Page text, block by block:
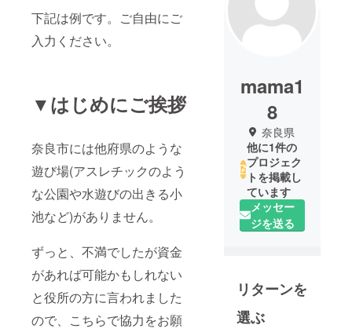
下記は例です。ご自由にご
入力ください。
▼はじめにご挨拶
奈良市には他府県のような
遊び場(アスレチックのよう
な公園や水遊びの出きる小
池など)がありません。
ずっと、不満でしたが資金
があれば可能かもしれない
と役所の方に言われました
ので、こちらで協力をお願
mama1
8
奈良県
他に1件の
プロジェク
トを掲載し
ています
メッセー
ジを送る
リターンを
選ぶ